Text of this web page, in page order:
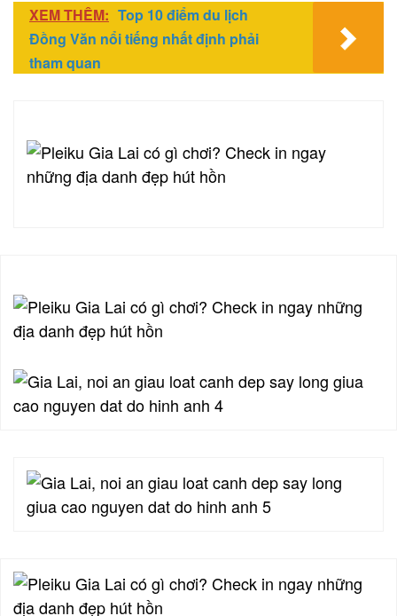
XEM THÊM: Top 10 điểm du lịch
Đồng Văn nổi tiếng nhất định phải
tham quan